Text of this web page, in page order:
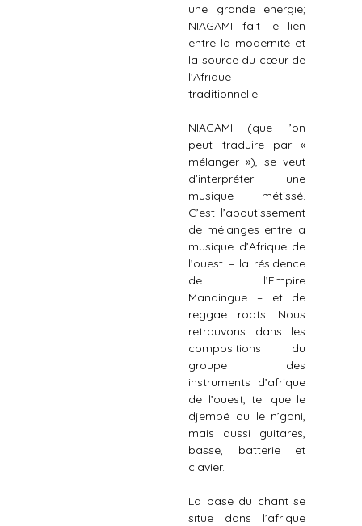
une grande énergie;
NIAGAMI fait le lien
entre la modernité et
la source du cœur de
l’Afrique
traditionnelle.
NIAGAMI (que l’on
peut traduire par «
mélanger »), se veut
d’interpréter une
musique métissé.
C’est l’aboutissement
de mélanges entre la
musique d’Afrique de
l’ouest – la résidence
de l’Empire
Mandingue – et de
reggae roots. Nous
retrouvons dans les
compositions du
groupe des
instruments d’afrique
de l’ouest, tel que le
djembé ou le n’goni,
mais aussi guitares,
basse, batterie et
clavier.
La base du chant se
situe dans l’afrique